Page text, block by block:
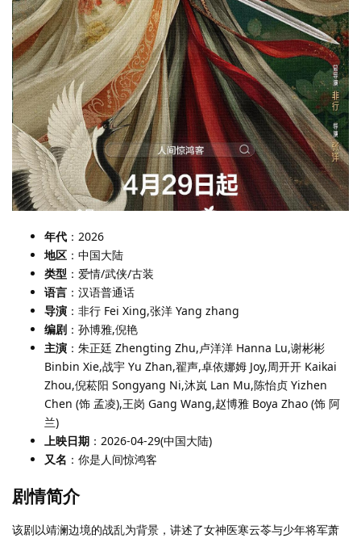
年代 ：2026
地区 ：中国大陆
类型 ：爱情/武侠/古装
语言 ：汉语普通话
导演 ：非行 Fei Xing,张洋 Yang zhang
编剧 ：孙博雅,倪艳
主演 ：朱正廷 Zhengting Zhu,卢洋洋 Hanna Lu,谢彬彬
Binbin Xie,战宇 Yu Zhan,翟声,卓依娜姆 Joy,周开开 Kaikai
Zhou,倪菘阳 Songyang Ni,沐岚 Lan Mu,陈怡贞 Yizhen
Chen (饰 孟凌),王岗 Gang Wang,赵博雅 Boya Zhao (饰 阿
兰)
上映日期 ：2026-04-29(中国大陆)
又名 ：你是人间惊鸿客
剧情简介
该剧以靖澜边境的战乱为背景，讲述了女神医寒云苓与少年将军萧